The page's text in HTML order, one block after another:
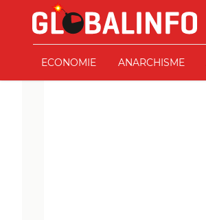
Ga naar de inhoud
GLOBALINFO
ECONOMIE ANARCHISME